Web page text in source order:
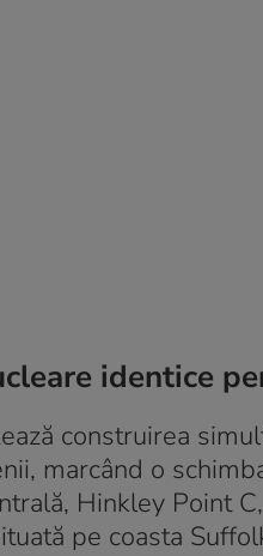
identice
construirea
marcând o
Hinkley Point
pe coasta